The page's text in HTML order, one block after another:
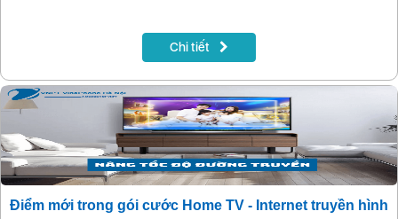
Chi tiết
Điểm mới trong gói cước Home TV - Internet truyền hình